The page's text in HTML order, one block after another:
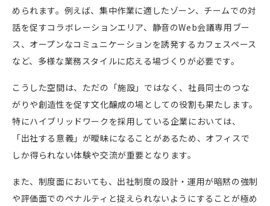
められます。例えば、集中作業に適したゾーン、チームでの対
話を促すコラボレーションエリア、静音のWeb会議専用ブー
ス、オープンなコミュニケーションを誘発するカフェスペース
など、多様な業務スタイルに応える場づくりが必要です。
こうした空間は、ただの「施設」ではなく、社員同士のつな
がりや創造性を促す文化醸成の場としての役割も果たします。
特にハイブリッドワークを採用している企業においては、
「出社する意義」が曖昧になることがあるため、オフィスで
しか得られない体験や交流が重要となります。
また、制度面においても、出社制度の設計・運用が暗黙の強制
や評価面でのペナルティと捉えられないようにすることが極め